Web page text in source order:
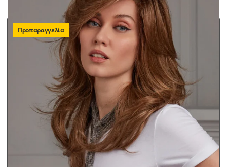
Προπαραγγελία